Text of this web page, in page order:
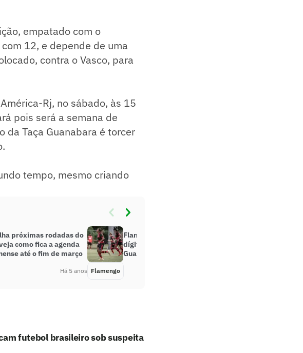
empatado com o
12, e depende de uma
contra o Vasco, para
Rj, no sábado, às 15
pois será a semana de
da Taça Guanabara é torcer
tempo, mesmo criando
próximas rodadas do
como fica a agenda
até o fim de março
Há 5 anos
Flamengo aplica goleada de dois
dígitos e encaminha título da Taça
Guanabara Feminina
Flamengo
futebol brasileiro sob suspeita